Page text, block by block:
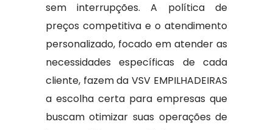
sem interrupções. A política de
preços competitiva e o atendimento
personalizado, focado em atender as
necessidades específicas de cada
cliente, fazem da VSV EMPILHADEIRAS
a escolha certa para empresas que
buscam otimizar suas operações de